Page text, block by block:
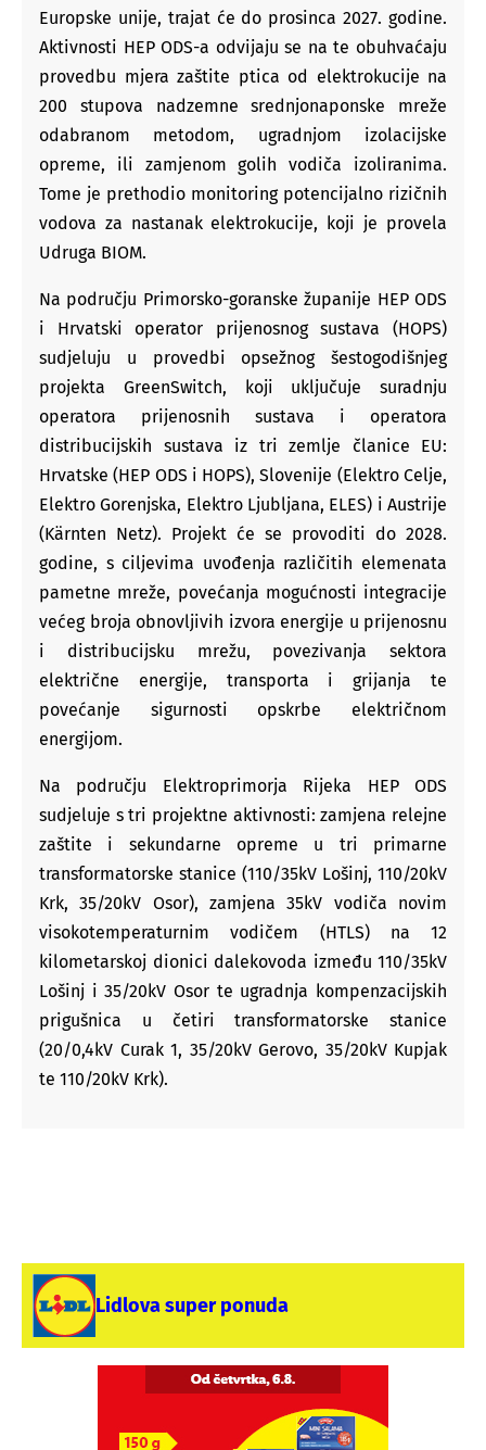
Europske unije, trajat će do prosinca 2027. godine.
Aktivnosti HEP ODS-a odvijaju se na te obuhvaćaju
provedbu mjera zaštite ptica od elektrokucije na
200 stupova nadzemne srednjonaponske mreže
odabranom metodom, ugradnjom izolacijske
opreme, ili zamjenom golih vodiča izoliranima.
Tome je prethodio monitoring potencijalno rizičnih
vodova za nastanak elektrokucije, koji je provela
Udruga BIOM.
Na području Primorsko-goranske županije HEP ODS
i Hrvatski operator prijenosnog sustava (HOPS)
sudjeluju u provedbi opsežnog šestogodišnjeg
projekta GreenSwitch, koji uključuje suradnju
operatora prijenosnih sustava i operatora
distribucijskih sustava iz tri zemlje članice EU:
Hrvatske (HEP ODS i HOPS), Slovenije (Elektro Celje,
Elektro Gorenjska, Elektro Ljubljana, ELES) i Austrije
(Kärnten Netz). Projekt će se provoditi do 2028.
godine, s ciljevima uvođenja različitih elemenata
pametne mreže, povećanja mogućnosti integracije
većeg broja obnovljivih izvora energije u prijenosnu
i distribucijsku mrežu, povezivanja sektora
električne energije, transporta i grijanja te
povećanje sigurnosti opskrbe električnom
energijom.
Na području Elektroprimorja Rijeka HEP ODS
sudjeluje s tri projektne aktivnosti: zamjena relejne
zaštite i sekundarne opreme u tri primarne
transformatorske stanice (110/35kV Lošinj, 110/20kV
Krk, 35/20kV Osor), zamjena 35kV vodiča novim
visokotemperaturnim vodičem (HTLS) na 12
kilometarskoj dionici dalekovoda između 110/35kV
Lošinj i 35/20kV Osor te ugradnja kompenzacijskih
prigušnica u četiri transformatorske stanice
(20/0,4kV Curak 1, 35/20kV Gerovo, 35/20kV Kupjak
te 110/20kV Krk).
Lidlova super ponuda